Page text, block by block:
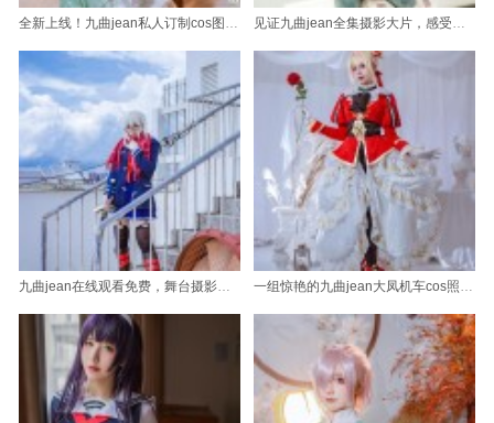
全新上线！九曲jean私人订制cos图包分享 见证九曲jean全集摄影大片，感受她的艺术狂想
九曲jean在线观看免费，舞台摄影精选图包，让你直观感受现场氛围 一组惊艳的九曲jean大凤机车cos照片等你来探索